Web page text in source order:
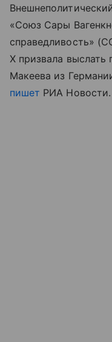
«Союз Сары
справедливость»
X призвала выслать
Макеева из
пишет РИА Новости.